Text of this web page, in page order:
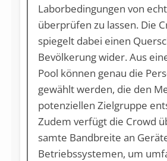
Laborbedingun­gen von
über­prüfen zu las­sen. Die
spiegelt dabei ei­nen
Bevölkerung wider. Aus
Pool können genau die
gewählt wer­den, die den
potenzi­el­len Ziel­gruppe
Zudem verfügt die Crowd
samte Bandbreite an
Betriebssystemen, um